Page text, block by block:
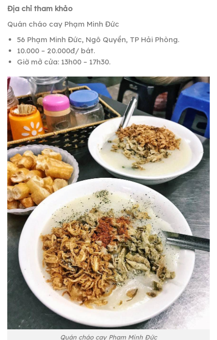
Địa chỉ tham khảo
Quán cháo cay Phạm Minh Đức
56 Phạm Minh Đức, Ngô Quyền, TP Hải Phòng.
10.000 – 20.000đ/ bát.
Giờ mở cửa: 13h00 – 17h30.
Quán cháo cay Phạm Minh Đức